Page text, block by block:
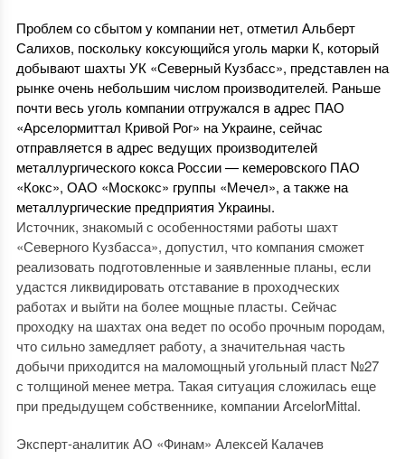
Проблем со сбытом у компании нет, отметил Альберт
Салихов, поскольку коксующийся уголь марки К, который
добывают шахты УК «Северный Кузбасс», представлен на
рынке очень небольшим числом производителей. Раньше
почти весь уголь компании отгружался в адрес ПАО
«Арселормиттал Кривой Рог» на Украине, сейчас
отправляется в адрес ведущих производителей
металлургического кокса России — кемеровского ПАО
«Кокс», ОАО «Москокс» группы «Мечел», а также на
металлургические предприятия Украины.
Источник, знакомый с особенностями работы шахт
«Северного Кузбасса», допустил, что компания сможет
реализовать подготовленные и заявленные планы, если
удастся ликвидировать отставание в проходческих
работах и выйти на более мощные пласты. Сейчас
проходку на шахтах она ведет по особо прочным породам,
что сильно замедляет работу, а значительная часть
добычи приходится на маломощный угольный пласт №27
с толщиной менее метра. Такая ситуация сложилась еще
при предыдущем собственнике, компании ArcelorMittal.
Эксперт-аналитик АО «Финам» Алексей Калачев